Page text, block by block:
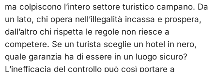
ma colpiscono l’intero settore turistico campano. Da
un lato, chi opera nell’illegalità incassa e prospera,
dall’altro chi rispetta le regole non riesce a
competere. Se un turista sceglie un hotel in nero,
quale garanzia ha di essere in un luogo sicuro?
L’inefficacia del controllo può così portare a